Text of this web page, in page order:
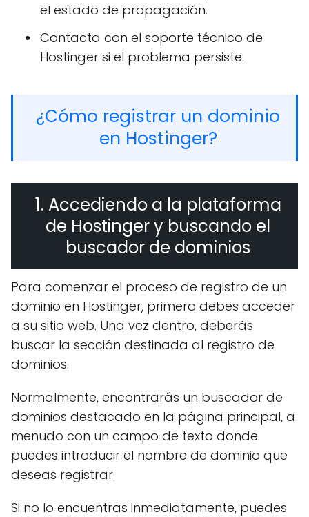
el estado de propagación.
Contacta con el soporte técnico de
Hostinger si el problema persiste.
¿Cómo registrar un dominio
en Hostinger?
1. Accediendo a la plataforma
de Hostinger y buscando el
buscador de dominios
Para comenzar el proceso de registro de un
dominio en Hostinger, primero debes acceder
a su sitio web. Una vez dentro, deberás
buscar la sección destinada al registro de
dominios.
Normalmente, encontrarás un buscador de
dominios destacado en la página principal, a
menudo con un campo de texto donde
puedes introducir el nombre de dominio que
deseas registrar.
Si no lo encuentras inmediatamente, puedes